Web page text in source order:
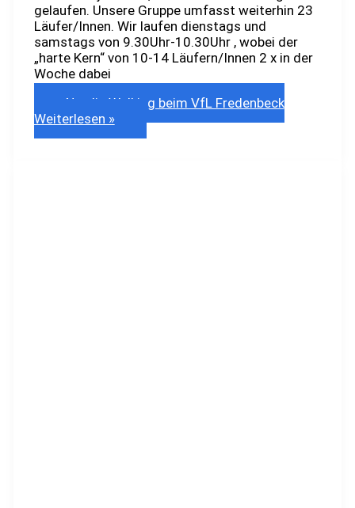
gelaufen. Unsere Gruppe umfasst weiterhin 23
Läufer/Innen. Wir laufen dienstags und
samstags von 9.30Uhr-10.30Uhr , wobei der
„harte Kern“ von 10-14 Läufern/Innen 2 x in der
Woche dabei
Nordic Walking beim VfL Fredenbeck
Weiterlesen »